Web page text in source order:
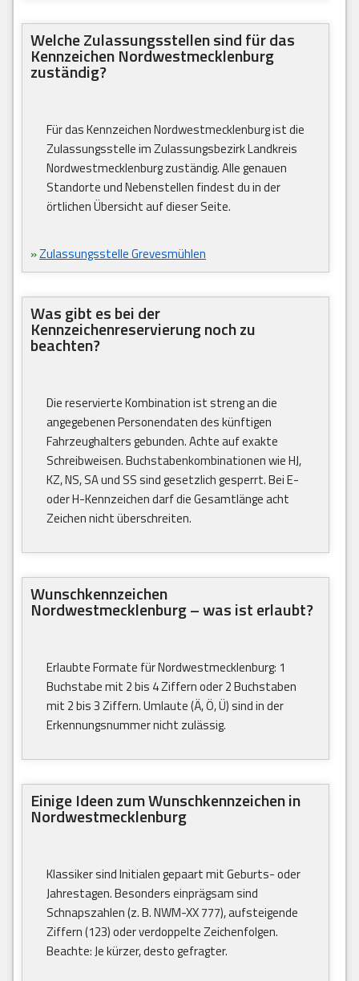
Welche Zulassungsstellen sind für das
Kennzeichen Nordwestmecklenburg
zuständig?
Für das Kennzeichen Nordwestmecklenburg ist die
Zulassungsstelle im Zulassungsbezirk Landkreis
Nordwestmecklenburg zuständig. Alle genauen
Standorte und Nebenstellen findest du in der
örtlichen Übersicht auf dieser Seite.
»Zulassungsstelle Grevesmühlen
Was gibt es bei der
Kennzeichenreservierung noch zu
beachten?
Die reservierte Kombination ist streng an die
angegebenen Personendaten des künftigen
Fahrzeughalters gebunden. Achte auf exakte
Schreibweisen. Buchstabenkombinationen wie HJ,
KZ, NS, SA und SS sind gesetzlich gesperrt. Bei E-
oder H-Kennzeichen darf die Gesamtlänge acht
Zeichen nicht überschreiten.
Wunschkennzeichen
Nordwestmecklenburg – was ist erlaubt?
Erlaubte Formate für Nordwestmecklenburg: 1
Buchstabe mit 2 bis 4 Ziffern oder 2 Buchstaben
mit 2 bis 3 Ziffern. Umlaute (Ä, Ö, Ü) sind in der
Erkennungsnummer nicht zulässig.
Einige Ideen zum Wunschkennzeichen in
Nordwestmecklenburg
Klassiker sind Initialen gepaart mit Geburts- oder
Jahrestagen. Besonders einprägsam sind
Schnapszahlen (z. B. NWM-XX 777), aufsteigende
Ziffern (123) oder verdoppelte Zeichenfolgen.
Beachte: Je kürzer, desto gefragter.